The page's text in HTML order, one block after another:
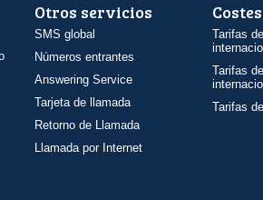
Otros servicios
SMS global
Números entrantes
Answering Service
Tarjeta de llamada
Retorno de Llamada
Llamada por Internet
Costes
Tarifas
Tarifas
Tarifas